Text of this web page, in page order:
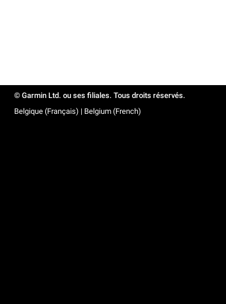
© Garmin Ltd. ou ses filiales. Tous droits réservés.
Belgique (Français) | Belgium (French)